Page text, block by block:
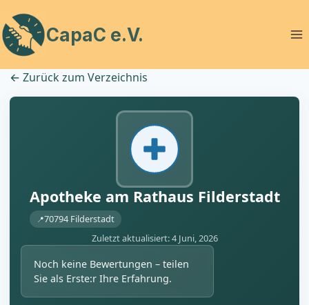
Inhalt
springen
CapaC e.V.
← Zurück zum Verzeichnis
Apotheke am Rathaus Filderstadt
70794 Filderstadt
Zuletzt aktualisiert: 4 Juni, 2026
Noch keine Bewertungen – teilen
Sie als Erste:r Ihre Erfahrung.